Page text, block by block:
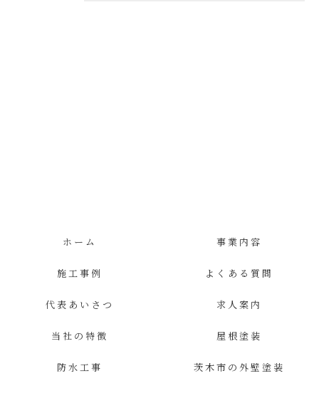
ホーム 事業内容
施工事例 よくある質問
代表あいさつ 求人案内
当社の特徴 屋根塗装
防水工事 茨木市の外壁塗装